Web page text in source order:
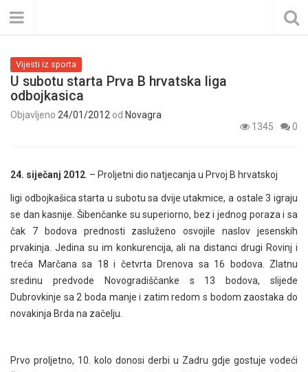
Vijesti iz sporta
U subotu starta Prva B hrvatska liga
odbojkasica
Objavljeno 24/01/2012 od Novagra
1345
0
24. siječanj 2012 . – Proljetni dio natjecanja u Prvoj B hrvatskoj
ligi odbojkašica starta u subotu sa dvije utakmice, a ostale 3 igraju
se dan kasnije. Šibenčanke su superiorno, bez i jednog poraza i sa
čak 7 bodova prednosti zasluženo osvojile naslov jesenskih
prvakinja. Jedina su im konkurencija, ali na distanci drugi Rovinj i
treća Marčana sa 18 i četvrta Drenova sa 16 bodova. Zlatnu
sredinu predvode Novogradiščanke s 13 bodova, slijede
Dubrovkinje sa 2 boda manje i zatim redom s bodom zaostaka do
novakinja Brda na začelju.
Prvo proljetno, 10. kolo donosi derbi u Zadru gdje gostuje vodeći